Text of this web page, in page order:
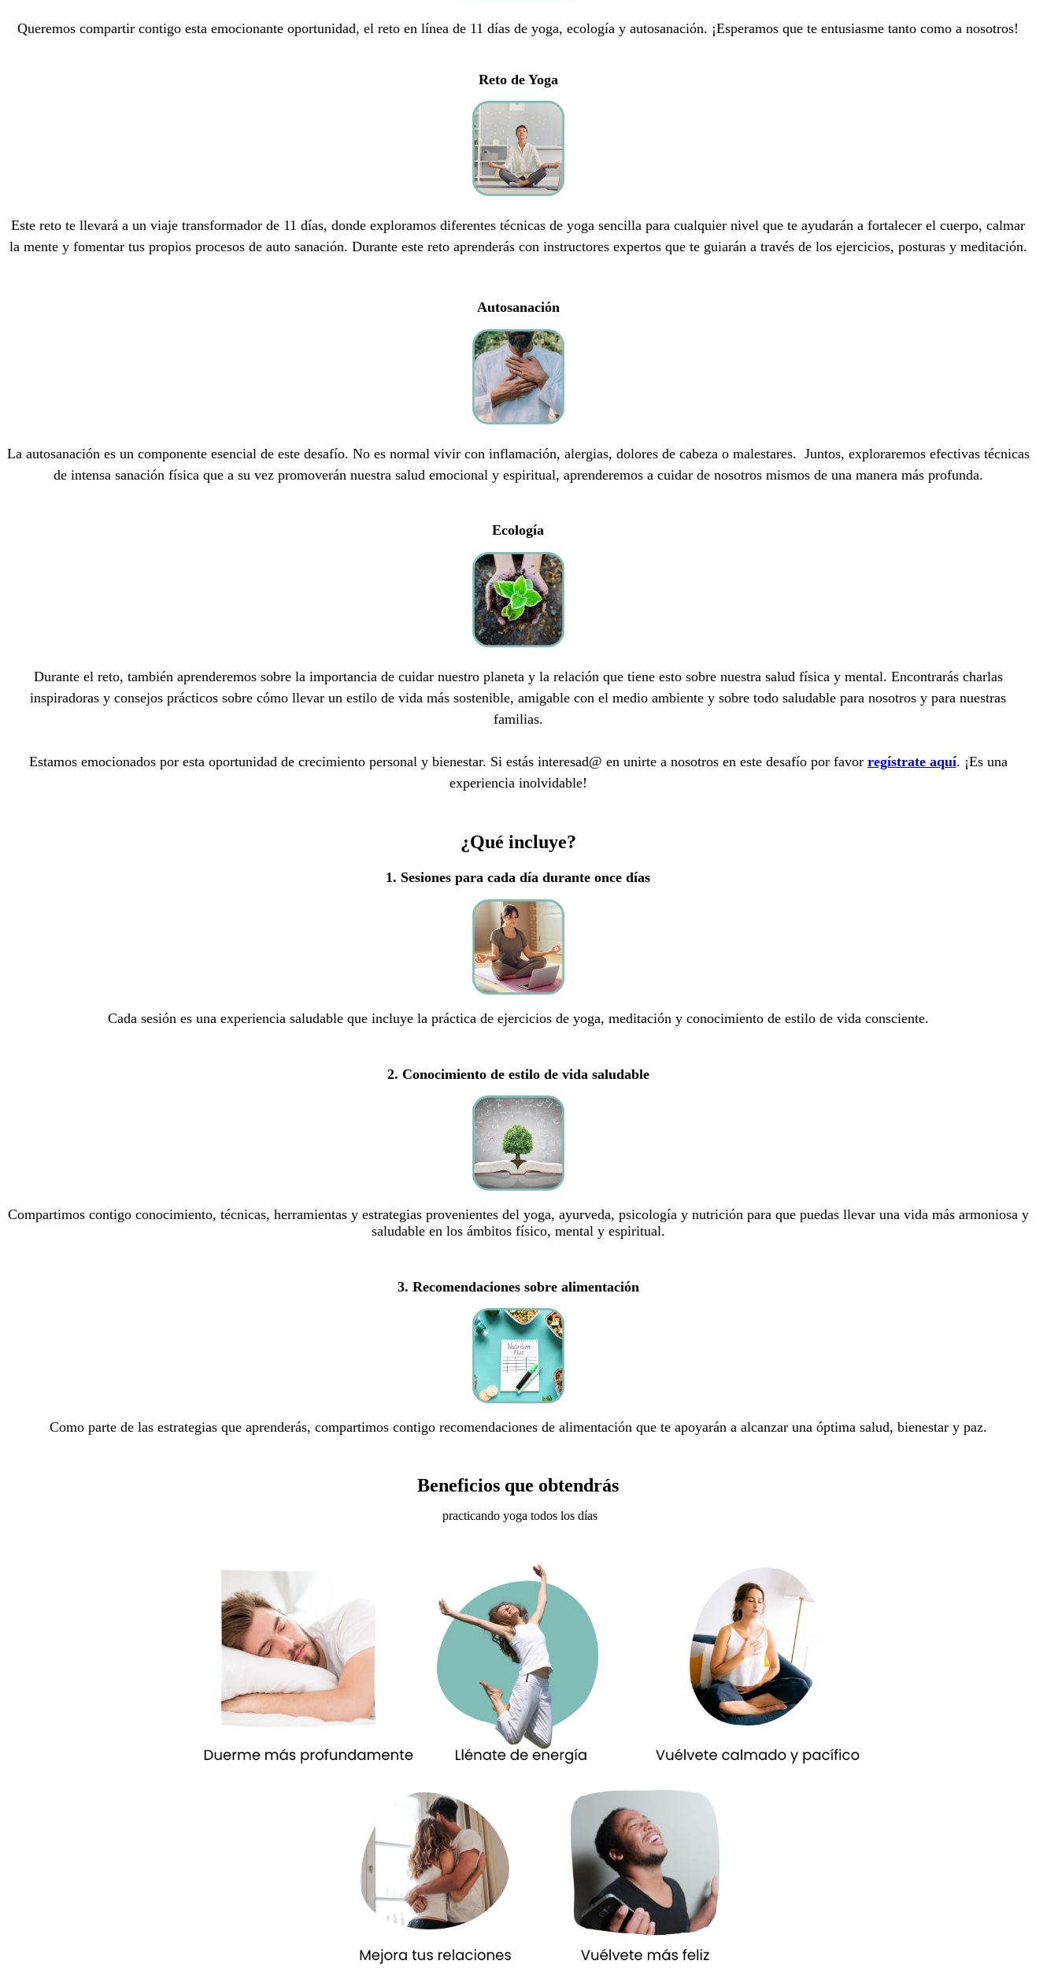
Queremos compartir contigo esta emocionante oportunidad, el reto en línea de 11 días de yoga, ecología y autosanación. ¡Esperamos que te entusiasme tanto como a nosotros!
Reto de Yoga
Este reto te llevará a un viaje transformador de 11 días, donde exploramos diferentes técnicas de yoga sencilla para cualquier nivel que te ayudarán a fortalecer el cuerpo, calmar
la mente y fomentar tus propios procesos de auto sanación. Durante este reto aprenderás con instructores expertos que te guiarán a través de los ejercicios, posturas y meditación.
Autosanación
La autosanación es un componente esencial de este desafío. No es normal vivir con inflamación, alergias, dolores de cabeza o malestares. Juntos, exploraremos efectivas técnicas
de intensa sanación física que a su vez promoverán nuestra salud emocional y espiritual, aprenderemos a cuidar de nosotros mismos de una manera más profunda.
Ecología
Durante el reto, también aprenderemos sobre la importancia de cuidar nuestro planeta y la relación que tiene esto sobre nuestra salud física y mental. Encontrarás charlas
inspiradoras y consejos prácticos sobre cómo llevar un estilo de vida más sostenible, amigable con el medio ambiente y sobre todo saludable para nosotros y para nuestras
familias.
Estamos emocionados por esta oportunidad de crecimiento personal y bienestar. Si estás interesad@ en unirte a nosotros en este desafío por favor regístrate aquí. ¡Es una
experiencia inolvidable!
¿Qué incluye?
1. Sesiones para cada día durante once días
Cada sesión es una experiencia saludable que incluye la práctica de ejercicios de yoga, meditación y conocimiento de estilo de vida consciente.
2. Conocimiento de estilo de vida saludable
Compartimos contigo conocimiento, técnicas, herramientas y estrategias provenientes del yoga, ayurveda, psicología y nutrición para que puedas llevar una vida más armoniosa y
saludable en los ámbitos físico, mental y espiritual.
3. Recomendaciones sobre alimentación
Como parte de las estrategias que aprenderás, compartimos contigo recomendaciones de alimentación que te apoyarán a alcanzar una óptima salud, bienestar y paz.
Beneficios que obtendrás
practicando yoga todos los días